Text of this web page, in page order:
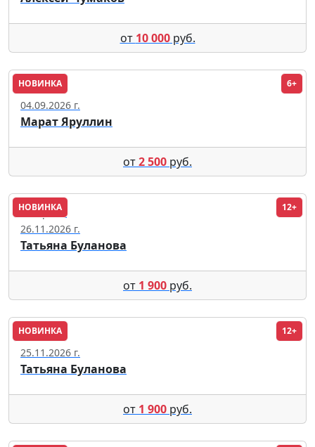
от 10 000руб.
НОВИНКА 6+
Казань
04.09.2026 г.
Марат Яруллин
от2 500 руб.
НОВИНКА 12+
Кострома
26.11.2026 г.
Татьяна Буланова
от 1 900 руб.
НОВИНКА 12+
Иваново
25.11.2026 г.
Татьяна Буланова
от 1 900 руб.